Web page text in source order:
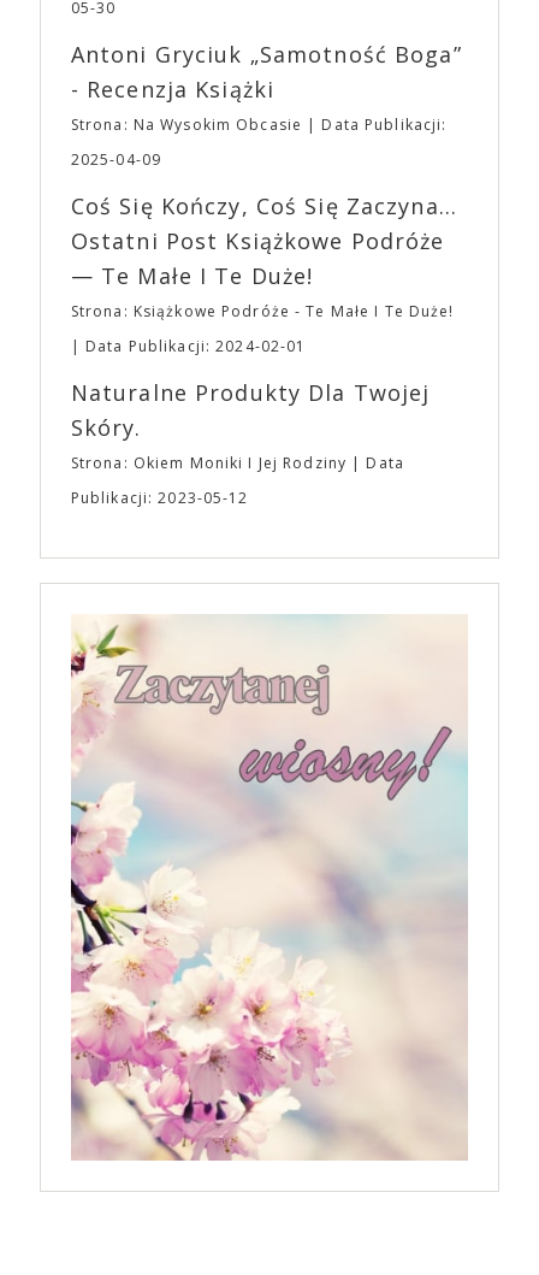
jednego z najbardziej interesujących współczesnych
(„Joker”, „Ona”) w swojej najbardziej zaskakującej
roli. Twórca kultowych „Dziedzictwo. Hereditary” i
„Midsommar. W biały dzień” zrealizował najbardziej
osobisty film, który pozwolił mu w pełni podzielić
się z widzami swoimi lękami, wizją świata, a przede
„Bo się boi” w kinach od 21 kwietnia.
Wystawców i Obsługi. Na terenie hali nie zabraknie
Waszych ulubionych Wystawców serwujących
napoje oraz drobne przekąski a przed halą
planujemy Strefę FoodTrucków. Życzymy Wam
fantastycznego czasu oczekiwania na nadchodzącą
EXPO XXI!
05-30
Antoni Gryciuk „Samotność Boga”
- Recenzja Książki
Strona: Na Wysokim Obcasie
Data Publikacji:
2025-04-09
Coś Się Kończy, Coś Się Zaczyna...
Ostatni Post Książkowe Podróże
— Te Małe I Te Duże!
Strona: Książkowe Podróże - Te Małe I Te Duże!
Data Publikacji: 2024-02-01
Naturalne Produkty Dla Twojej
Skóry.
Strona: Okiem Moniki I Jej Rodziny
Data
Publikacji: 2023-05-12